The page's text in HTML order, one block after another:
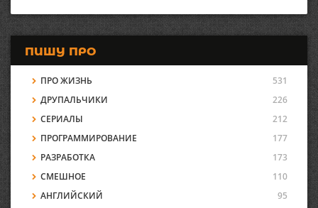
ПИШУ ПРО
ПРО ЖИЗНЬ
531
ДРУПАЛЬЧИКИ
226
СЕРИАЛЫ
212
ПРОГРАММИРОВАНИЕ
177
РАЗРАБОТКА
173
СМЕШНОЕ
110
АНГЛИЙСКИЙ
95